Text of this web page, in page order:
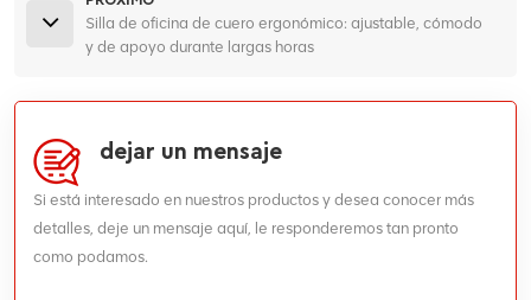
Silla de oficina de cuero ergonómico: ajustable, cómodo
y de apoyo durante largas horas
dejar un mensaje
Si está interesado en nuestros productos y desea conocer más
detalles, deje un mensaje aquí, le responderemos tan pronto
como podamos.